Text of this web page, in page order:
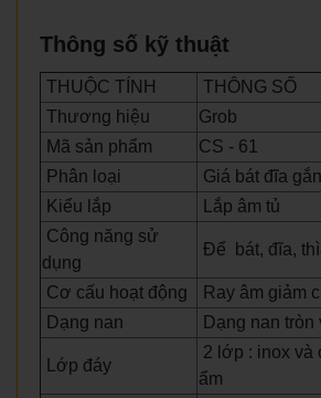
Thông số kỹ thuật
THUỘC TÍNH
THÔNG SỐ
Thương hiệu
Grob
Mã sản phẩm
CS - 61
Phân loại
Giá bát đĩa
Kiểu lắp
Lắp âm tủ
Công năng sử
dụng
Để bát, đĩa,
Cơ cấu hoạt động
Ray âm giảm
Dạng nan
Dạng nan tròn
Lớp đáy
2 lớp : inox và
ẩm